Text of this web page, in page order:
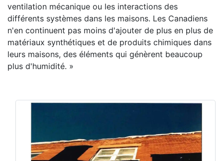
ventilation mécanique ou les interactions des
différents systèmes dans les maisons. Les Canadiens
n'en continuent pas moins d'ajouter de plus en plus de
matériaux synthétiques et de produits chimiques dans
leurs maisons, des éléments qui génèrent beaucoup
plus d'humidité. »